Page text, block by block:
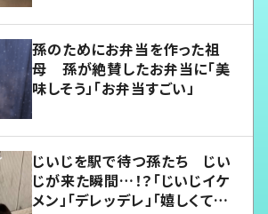
孫のためにお弁当を作った祖
母 孫が絶賛したお弁当に「美
味しそう」「お弁当すごい」
じいじを駅で待つ孫たち じい
じが来た瞬間…！？「じいじイケ
メン」「デレッデレ」「嬉しくて可